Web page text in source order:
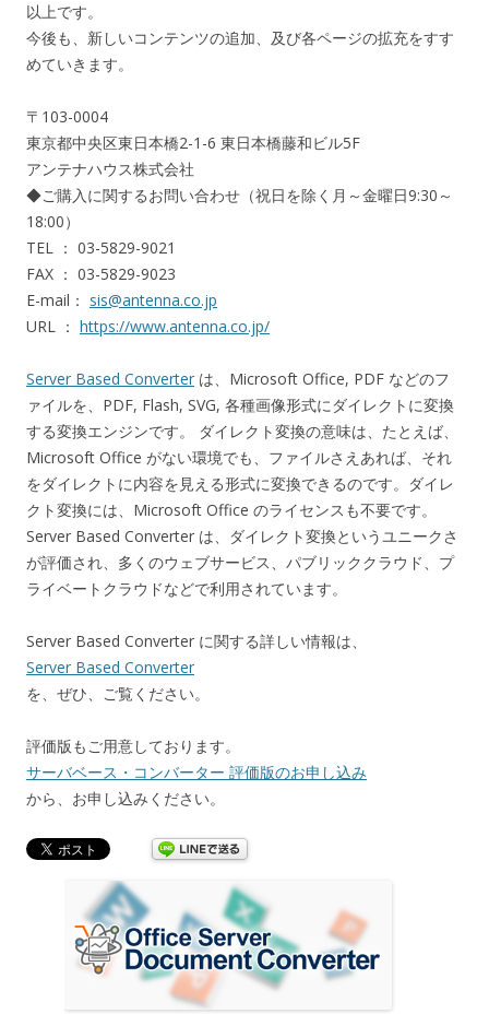
以上です。
今後も、新しいコンテンツの追加、及び各ページの拡充をすす
めていきます。
〒103-0004
東京都中央区東日本橋2-1-6 東日本橋藤和ビル5F
アンテナハウス株式会社
◆ご購入に関するお問い合わせ（祝日を除く月～金曜日9:30～
18:00）
TEL ： 03-5829-9021
FAX ： 03-5829-9023
E-mail： sis@antenna.co.jp
URL ： https://www.antenna.co.jp/
Server Based Converter は、Microsoft Office, PDF などのフ
ァイルを、PDF, Flash, SVG, 各種画像形式にダイレクトに変換
する変換エンジンです。 ダイレクト変換の意味は、たとえば、
Microsoft Office がない環境でも、ファイルさえあれば、それ
をダイレクトに内容を見える形式に変換できるのです。ダイレ
クト変換には、Microsoft Office のライセンスも不要です。
Server Based Converter は、ダイレクト変換というユニークさ
が評価され、多くのウェブサービス、パブリッククラウド、プ
ライベートクラウドなどで利用されています。
Server Based Converter に関する詳しい情報は、
Server Based Converter
を、ぜひ、ご覧ください。
評価版もご用意しております。
サーバベース・コンバーター 評価版のお申し込み
から、お申し込みください。